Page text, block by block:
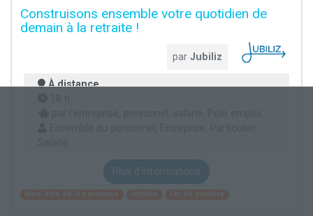
Construisons ensemble votre quotidien de
demain à la retraite !
par Jubiliz
À distance
Plus d'informations